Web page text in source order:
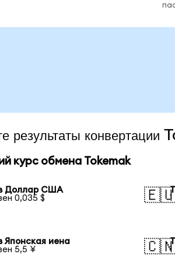
результаты
курс обмена Tokemak
Доллар США
0,035 $
Японская иена
5,5 ¥